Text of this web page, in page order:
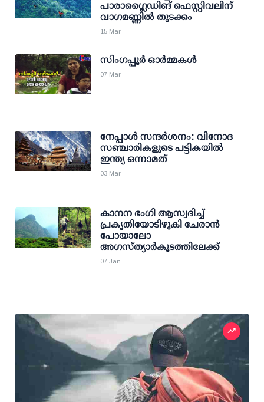
പാരാഗ്ലൈഡിങ് ഫെസ്റ്റിവലിന്
വാഗമണ്ണില്‍ തുടക്കം
15 Mar
സിംഗപ്പൂർ ഓർമ്മകൾ
07 Mar
നേപ്പാള്‍ സന്ദര്‍ശനം: വിനോദ
സഞ്ചാരികളുടെ പട്ടികയില്‍
ഇന്ത്യ ഒന്നാമത്
03 Mar
കാനന ഭംഗി ആസ്വദിച്ച്
പ്രകൃതിയോടിഴുകി ചേരാന്‍
പോയാലോ
അഗസ്ത്യാര്‍കൂടത്തിലേക്ക്
07 Jan